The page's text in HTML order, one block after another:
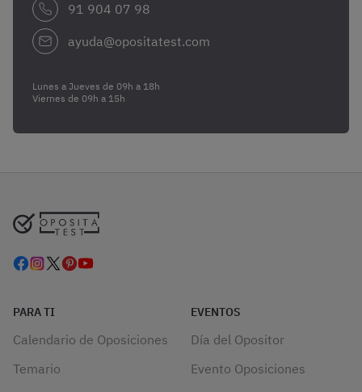
91 904 07 98
ayuda@opositatest.com
Lunes a Jueves de 09h a 18h
Viernes de 09h a 15h